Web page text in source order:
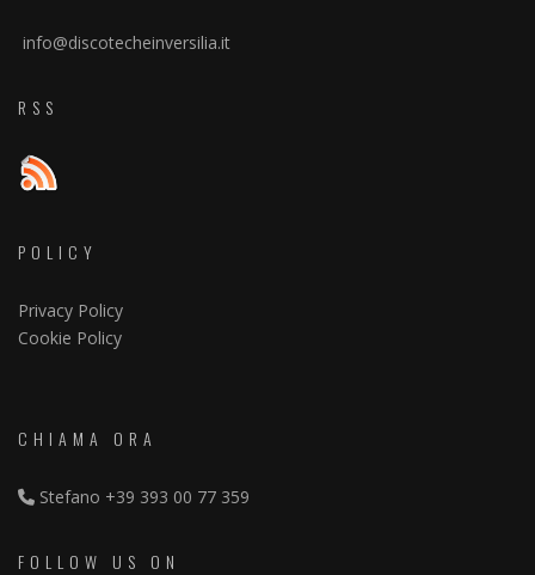
info@discotecheinversilia.it
RSS
POLICY
Privacy Policy
Cookie Policy
CHIAMA ORA
Stefano +39 393 00 77 359
FOLLOW US ON